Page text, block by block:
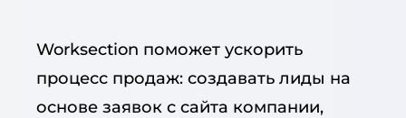
Worksection поможет ускорить
процесс продаж: создавать лиды на
основе заявок с сайта компании,